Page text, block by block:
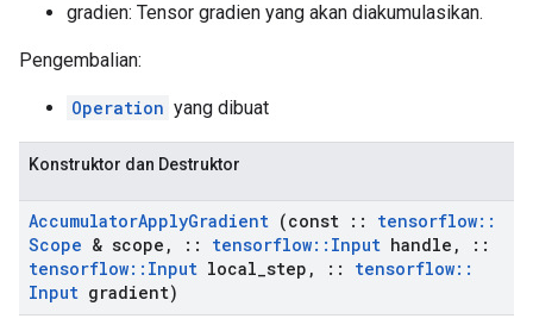
gradien: Tensor gradien yang akan diakumulasikan.
Pengembalian:
Operation yang dibuat
Konstruktor dan Destruktor
AccumulatorApplyGradient (const :: tensorflow::
Scope & scope , :: tensorflow:: Input handle ,
::
tensorflow:: Input local step , :: tensorflow::
Input gradient)